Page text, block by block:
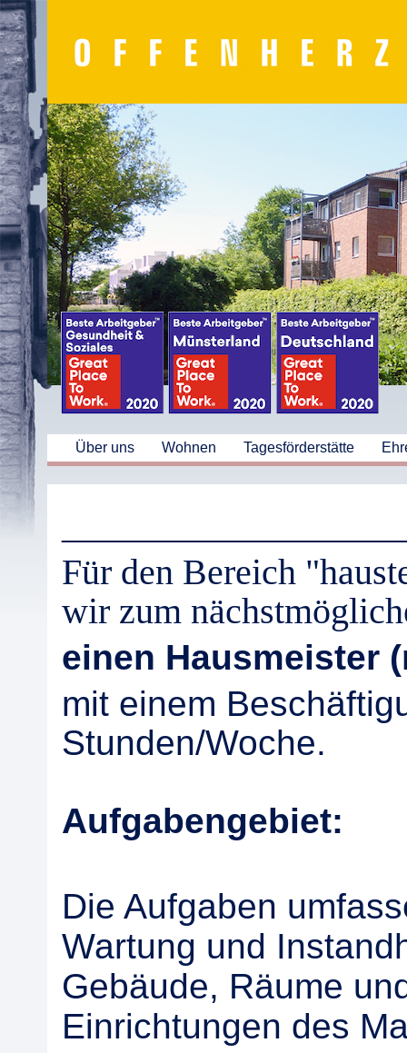
Über uns Wohnen Tagesförderstätte
Für den Bereich
wir zum
einen Hausmeister
mit einem
Stunden/Woche.
Aufgabengebiet:
Die Aufgaben
Wartung und
Gebäude, Räume
Einrichtungen des